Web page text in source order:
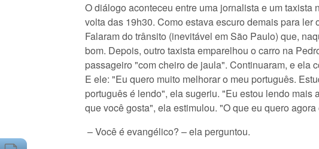
O diálogo aconteceu entre uma jornalista e um
volta das 19h30. Como estava escuro demais para
Falaram do trânsito (inevitável em São Paulo) que,
bom. Depois, outro taxista emparelhou o carro na
passageiro "com cheiro de jaula". Continuaram, e ela
E ele: "Eu quero muito melhorar o meu português.
português é lendo", ela sugeriu. "Eu estou lendo
que você gosta", ela estimulou. "O que eu quero
– Você é evangélico? – ela perguntou.